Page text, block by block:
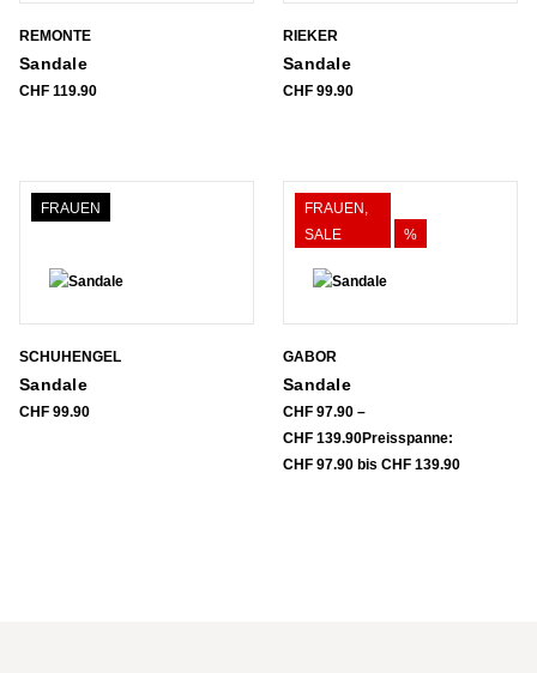
REMONTE
Sandale
CHF 119.90
RIEKER
Sandale
CHF 99.90
FRAUEN
SCHUHENGEL
Sandale
CHF 99.90
FRAUEN,
SALE
%
GABOR
Sandale
CHF 97.90 –
CHF 139.90Preisspanne:
CHF 97.90 bis CHF 139.90